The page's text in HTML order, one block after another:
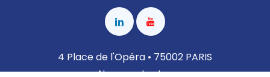
4 Place de l'Opéra • 75002 PARIS
Nous contacter